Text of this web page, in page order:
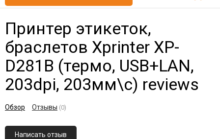
Принтер этикеток,
браслетов Xprinter XP-
D281B (термо, USB+LAN,
203dpi, 203мм\с) reviews
Обзор Отзывы (0)
Написать отзыв